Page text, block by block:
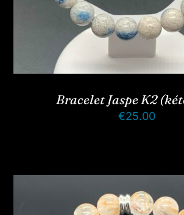
Bracelet Jaspe K2
€25.00